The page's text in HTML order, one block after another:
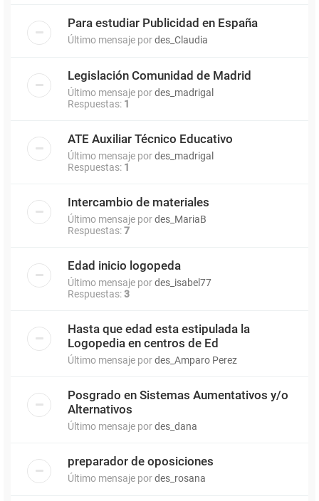
Para estudiar Publicidad en España
Último mensaje pordes_Claudia
Legislación Comunidad de Madrid
Último mensaje pordes_madrigal
Respuestas: 1
ATE Auxiliar Técnico Educativo
Último mensaje pordes_madrigal
Respuestas: 1
Intercambio de materiales
Último mensaje pordes_MariaB
Respuestas:7
Edad inicio logopeda
Último mensaje pordes_isabel77
Respuestas:3
Hasta que edad esta estipulada la
Logopedia en centros de Ed
Último mensaje pordes_Amparo Perez
Posgrado en Sistemas Aumentativos y/o
Alternativos
Último mensaje pordes_dana
preparador de oposiciones
Último mensaje pordes_rosana